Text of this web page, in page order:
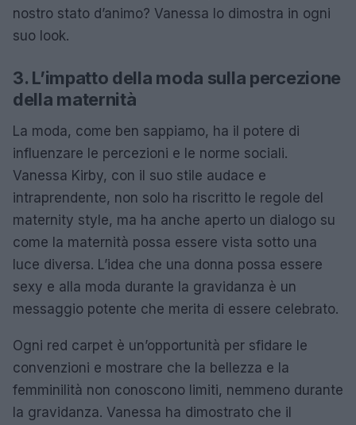
nostro stato d’animo? Vanessa lo dimostra in ogni
suo look.
3. L’impatto della moda sulla percezione
della maternità
La moda, come ben sappiamo, ha il potere di
influenzare le percezioni e le norme sociali.
Vanessa Kirby, con il suo stile audace e
intraprendente, non solo ha riscritto le regole del
maternity style, ma ha anche aperto un dialogo su
come la maternità possa essere vista sotto una
luce diversa. L’idea che una donna possa essere
sexy e alla moda durante la gravidanza è un
messaggio potente che merita di essere celebrato.
Ogni red carpet è un’opportunità per sfidare le
convenzioni e mostrare che la bellezza e la
femminilità non conoscono limiti, nemmeno durante
la gravidanza. Vanessa ha dimostrato che il